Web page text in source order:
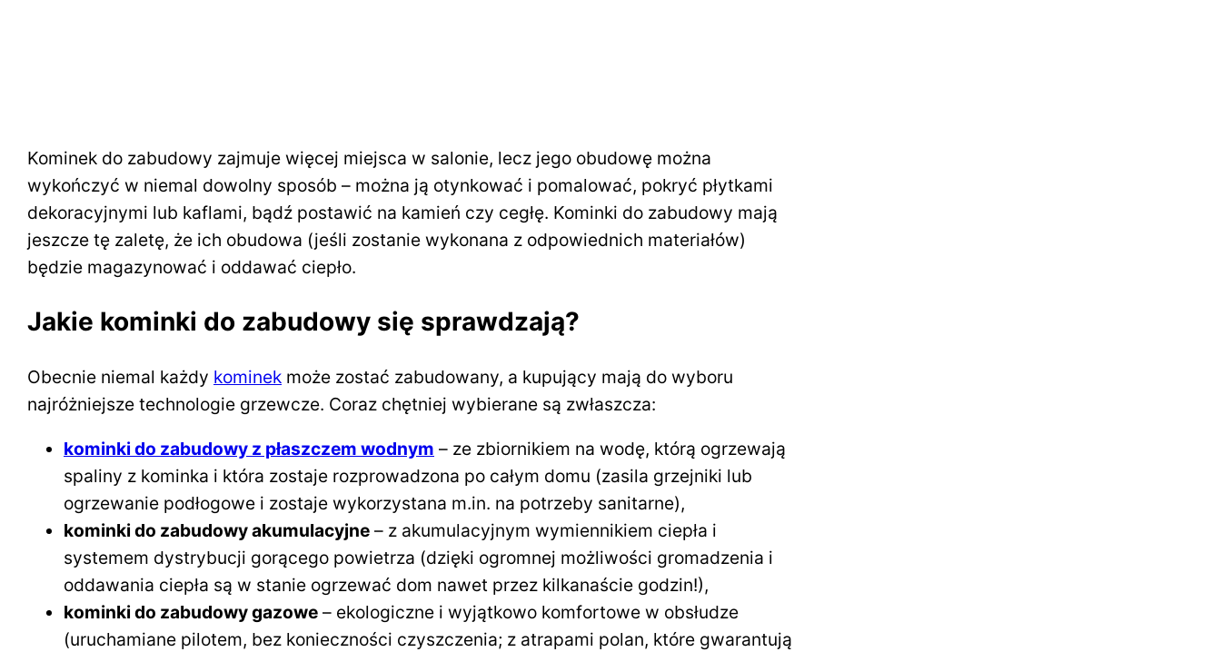
Kominek do zabudowy zajmuje więcej miejsca w salonie, lecz jego obudowę można
wykończyć w niemal dowolny sposób – można ją otynkować i pomalować, pokryć płytkami
dekoracyjnymi lub kaflami, bądź postawić na kamień czy cegłę. Kominki do zabudowy mają
jeszcze tę zaletę, że ich obudowa (jeśli zostanie wykonana z odpowiednich materiałów)
będzie magazynować i oddawać ciepło.
Jakie kominki do zabudowy się sprawdzają?
Obecnie niemal każdy kominek może zostać zabudowany, a kupujący mają do wyboru
najróżniejsze technologie grzewcze. Coraz chętniej wybierane są zwłaszcza:
kominki do zabudowy z płaszczem wodnym – ze zbiornikiem na wodę, którą ogrzewają
spaliny z kominka i która zostaje rozprowadzona po całym domu (zasila grzejniki lub
ogrzewanie podłogowe i zostaje wykorzystana m.in. na potrzeby sanitarne),
kominki do zabudowy akumulacyjne – z akumulacyjnym wymiennikiem ciepła i
systemem dystrybucji gorącego powietrza (dzięki ogromnej możliwości gromadzenia i
oddawania ciepła są w stanie ogrzewać dom nawet przez kilkanaście godzin!),
kominki do zabudowy gazowe – ekologiczne i wyjątkowo komfortowe w obsłudze
(uruchamiane pilotem, bez konieczności czyszczenia; z atrapami polan, które gwarantują